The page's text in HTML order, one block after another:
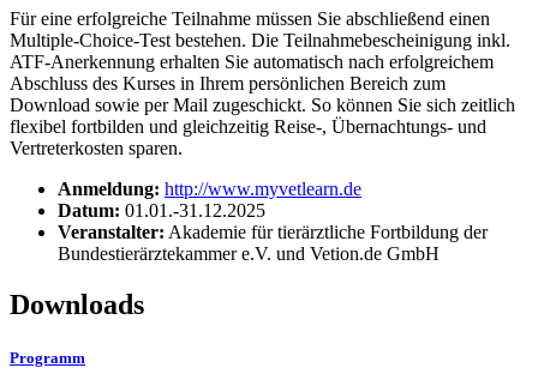
Für eine erfolgreiche Teilnahme müssen Sie abschließend einen
Multiple-Choice-Test bestehen. Die Teilnahmebescheinigung inkl.
ATF-Anerkennung erhalten Sie automatisch nach erfolgreichem
Abschluss des Kurses in Ihrem persönlichen Bereich zum
Download sowie per Mail zugeschickt. So können Sie sich zeitlich
flexibel fortbilden und gleichzeitig Reise-, Übernachtungs- und
Vertreterkosten sparen.
Anmeldung: http://www.myvetlearn.de
Datum: 01.01.-31.12.2025
Veranstalter: Akademie für tierärztliche Fortbildung der
Bundestierärztekammer e.V. und Vetion.de GmbH
Downloads
Programm